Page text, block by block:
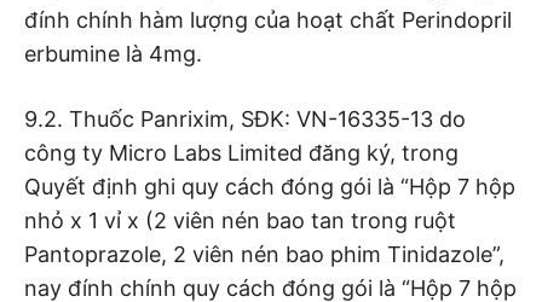
đính chính hàm lượng của hoạt chất Perindopril
erbumine là 4mg.
9.2. Thuốc Panrixim, SĐK: VN-16335-13 do
công ty Micro Labs Limited đăng ký, trong
Quyết định ghi quy cách đóng gói là “Hộp 7 hộp
nhỏ x 1 vỉ x (2 viên nén bao tan trong ruột
Pantoprazole, 2 viên nén bao phim Tinidazole”,
nay đính chính quy cách đóng gói là “Hộp 7 hộp